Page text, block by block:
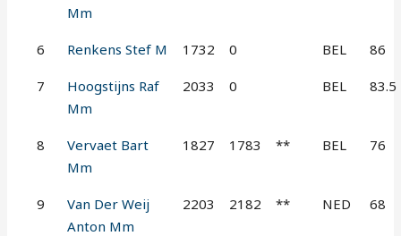
Mm
6 Renkens Stef M 1732 0 BEL 86
7
Hoogstijns Raf
Mm
2033 0 BEL 83.5
8
Vervaet Bart
Mm
1827 1783 ** BEL 76
9
Van Der Weij
Anton Mm
2203 2182 ** NED 68